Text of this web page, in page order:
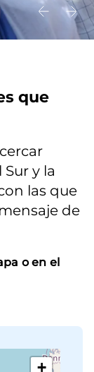
que
y la
las que
de
o en el
+